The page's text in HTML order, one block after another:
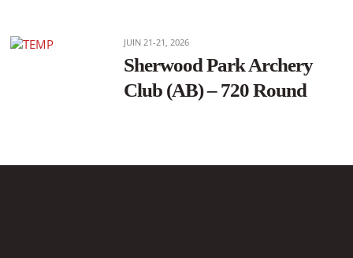
JUIN 21-21, 2026
Sherwood Park Archery
Club (AB) – 720 Round